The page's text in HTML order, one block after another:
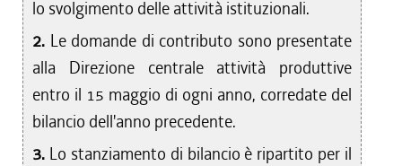
lo svolgimento delle attività istituzionali.
2. Le domande di contributo sono presentate
alla Direzione centrale attività produttive
entro il 15 maggio di ogni anno, corredate del
bilancio dell'anno precedente.
3. Lo stanziamento di bilancio è ripartito per il